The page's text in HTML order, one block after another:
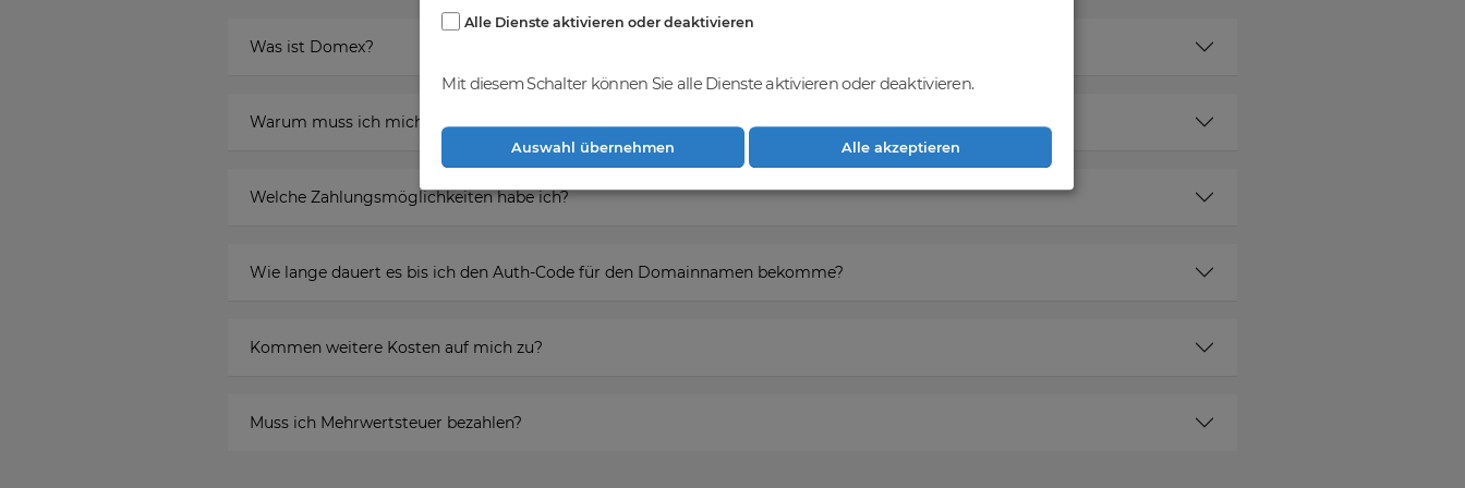
Was ist Domex?
Warum muss ich mich registrieren um den Domainnamen zu erwerben?
Welche Zahlungsmöglichkeiten habe ich?
Wie lange dauert es bis ich den Auth-Code für den Domainnamen bekomme?
Kommen weitere Kosten auf mich zu?
Muss ich Mehrwertsteuer bezahlen?
Alle Dienste aktivieren oder deaktivieren
Mit diesem Schalter können Sie alle Dienste aktivieren oder deaktivieren.
Auswahl übernehmen Alle akzeptieren